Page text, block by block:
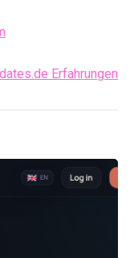
Erfahrungen